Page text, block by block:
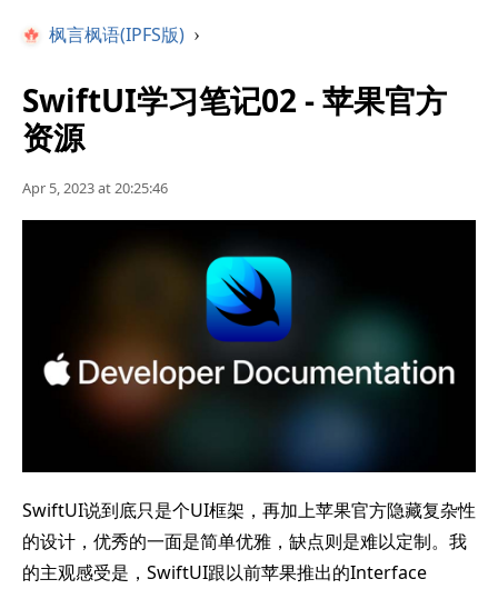
枫言枫语(IPFS版) ›
SwiftUI学习笔记02 - 苹果官方
资源
Apr 5, 2023 at 20:25:46
SwiftUI说到底只是个UI框架，再加上苹果官方隐藏复杂性
的设计，优秀的一面是简单优雅，缺点则是难以定制。我
的主观感受是，SwiftUI跟以前苹果推出的Interface